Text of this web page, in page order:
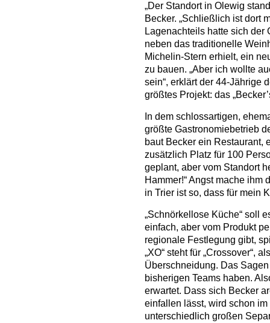
„Der Standort in Olewig
Becker. „Schließlich ist dort
Lagenachteils hatte sich der
neben das traditionelle
Michelin-Stern erhielt, ein
zu bauen. „Aber ich wollte
sein“, erklärt der 44-Jährige
größtes Projekt: das
In dem schlossartigen,
größte Gastronomiebetrieb
baut Becker ein Restaurant,
zusätzlich Platz für 100
geplant, aber vom Standort
Hammer!“ Angst mache ihm
in Trier ist so, dass für mein
„Schnörkellose Küche“ soll
einfach, aber vom Produkt
regionale Festlegung gibt,
„XO“ steht für „Crossover“,
Überschneidung. Das
bisherigen Teams haben.
erwartet. Dass sich Becker
einfallen lässt, wird schon
unterschiedlich großen